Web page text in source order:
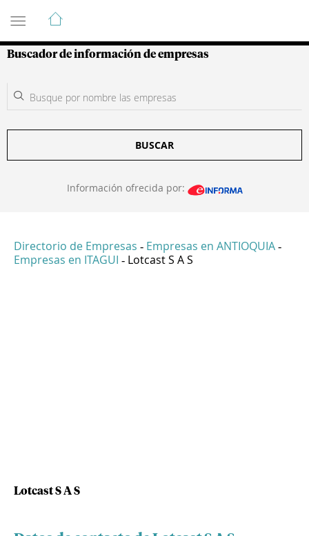
Guía de Empresas Colombianas
Buscador de información de empresas
BUSCAR
Información ofrecida por:
Directorio de Empresas - Empresas en ANTIOQUIA -
Empresas en ITAGUI - Lotcast S A S
Lotcast S A S